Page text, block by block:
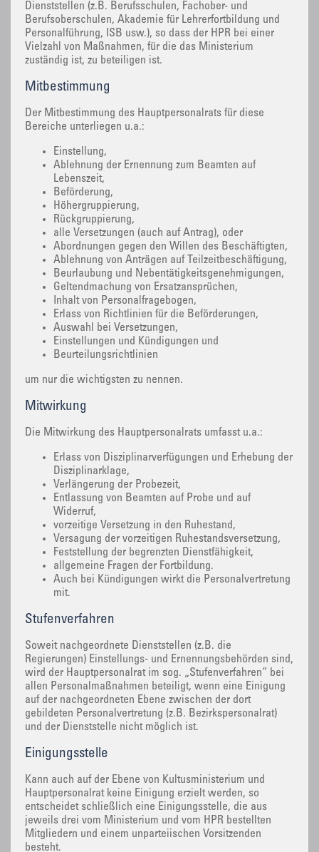
Dienststellen (z.B. Berufsschulen, Fachober- und
Berufsoberschulen, Akademie für Lehrerfortbildung und
Personalführung, ISB usw.), so dass der HPR bei einer
Vielzahl von Maßnahmen, für die das Ministerium
zuständig ist, zu beteiligen ist.
Mitbestimmung
Der Mitbestimmung des Hauptpersonalrats für diese
Bereiche unterliegen u.a.:
Einstellung,
Ablehnung der Ernennung zum Beamten auf
Lebenszeit,
Beförderung,
Höhergruppierung,
Rückgruppierung,
alle Versetzungen (auch auf Antrag), oder
Abordnungen gegen den Willen des Beschäftigten,
Ablehnung von Anträgen auf Teilzeitbeschäftigung,
Beurlaubung und Nebentätigkeitsgenehmigungen,
Geltendmachung von Ersatzansprüchen,
Inhalt von Personalfragebogen,
Erlass von Richtlinien für die Beförderungen,
Auswahl bei Versetzungen,
Einstellungen und Kündigungen und
Beurteilungsrichtlinien
um nur die wichtigsten zu nennen.
Mitwirkung
Die Mitwirkung des Hauptpersonalrats umfasst u.a.:
Erlass von Disziplinarverfügungen und Erhebung der
Disziplinarklage,
Verlängerung der Probezeit,
Entlassung von Beamten auf Probe und auf
Widerruf,
vorzeitige Versetzung in den Ruhestand,
Versagung der vorzeitigen Ruhestandsversetzung,
Feststellung der begrenzten Dienstfähigkeit,
allgemeine Fragen der Fortbildung.
Auch bei Kündigungen wirkt die Personalvertretung
mit.
Stufenverfahren
Soweit nachgeordnete Dienststellen (z.B. die
Regierungen) Einstellungs- und Ernennungsbehörden sind,
wird der Hauptpersonalrat im sog. „Stufenverfahren“ bei
allen Personalmaßnahmen beteiligt, wenn eine Einigung
auf der nachgeordneten Ebene zwischen der dort
gebildeten Personalvertretung (z.B. Bezirkspersonalrat)
und der Dienststelle nicht möglich ist.
Einigungsstelle
Kann auch auf der Ebene von Kultusministerium und
Hauptpersonalrat keine Einigung erzielt werden, so
entscheidet schließlich eine Einigungsstelle, die aus
jeweils drei vom Ministerium und vom HPR bestellten
Mitgliedern und einem unparteiischen Vorsitzenden
besteht.